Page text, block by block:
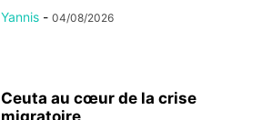
Yannis - 04/08/2026
Ceuta au cœur de la crise
migratoire